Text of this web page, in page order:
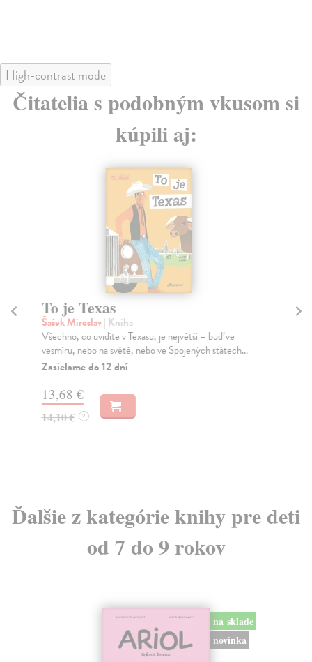
High-contrast mode
Čitatelia s podobným vkusom si
kúpili aj:
To je Texas
Šašek Miroslav| Kniha
Všechno, co uvidíte v Texasu, je největší – buď ve
vesmíru, nebo na světě, nebo ve Spojených státech...
Zasielame do 12 dní
13,68 €
14,10 € ?
Ďalšie z kategórie knihy pre deti
od 7 do 9 rokov
na sklade
novinka